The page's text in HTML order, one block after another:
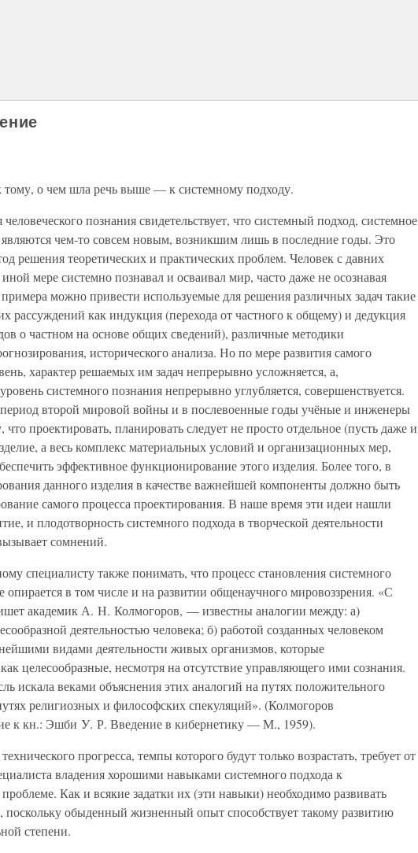
тому, о чем шла речь выше — к системному подходу.
познания свидетельствует, что системный подход, системное
являются чем-то совсем новым, возникшим лишь в последние годы. Это
решения теоретических и практических проблем. Человек с давних
мере системно познавал и осваивал мир, часто даже не осознавая
примера можно привести используемые для решения различных задач такие
рассуждений как индукция (перехода от частного к общему) и дедукция
о частном на основе общих сведений), различные методики
исторического анализа. Но по мере развития самого
характер решаемых им задач непрерывно усложняется, а,
системного познания непрерывно углубляется, совершенствуется.
второй мировой войны и в послевоенные годы учёные и инженеры
проектировать, планировать следует не просто отдельное (пусть даже и
а весь комплекс материальных условий и организационных мер,
эффективное функционирование этого изделия. Более того, в
данного изделия в качестве важнейшей компоненты должно быть
самого процесса проектирования. В наше время эти идеи нашли
и плодотворность системного подхода в творческой деятельности
сомнений.
специалисту также понимать, что процесс становления системного
опирается в том числе и на развитии общенаучного мировоззрения. «С
академик А. Н. Колмогоров, — известны аналогии между: а)
деятельностью человека; б) работой созданных человеком
видами деятельности живых организмов, которые
целесообразные, несмотря на отсутствие управляющего ими сознания.
искала веками объяснения этих аналогий на путях положительного
религиозных и философских спекуляций». (Колмогоров
к кн.: Эшби У. Р. Введение в кибернетику — М., 1959).
прогресса, темпы которого будут только возрастать, требует от
владения хорошими навыками системного подхода к
Как и всякие задатки их (эти навыки) необходимо развивать
поскольку обыденный жизненный опыт способствует такому развитию
степени.